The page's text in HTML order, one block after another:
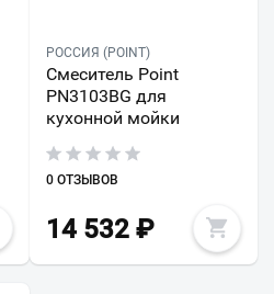
РОССИЯ (POINT)
Смеситель Point
PN3103BG для
кухонной мойки
0 ОТЗЫВОВ
14 532₽